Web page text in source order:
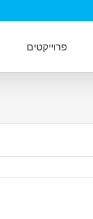
פרוייקטים